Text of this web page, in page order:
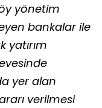
yönetim
bankalar ile
yatırım
yer alan
verilmesi